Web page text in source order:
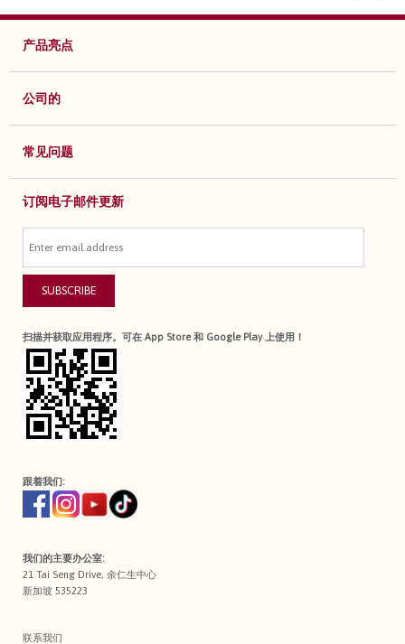
产品亮点
公司的
常见问题
订阅电子邮件更新
SUBSCRIBE
扫描并获取应用程序。可在 App Store 和 Google Play 上使用！
跟着我们:
我们的主要办公室:
21 Tai Seng Drive, 余仁生中心
新加坡 535223
联系我们